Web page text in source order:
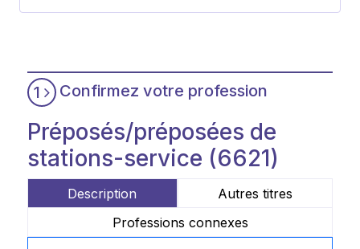
1 Confirmez votre profession
Préposés/préposées de
stations-service (6621)
Description
Autres titres
Professions connexes